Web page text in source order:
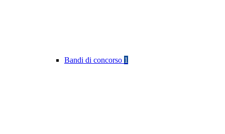
Bandi di concorso 1